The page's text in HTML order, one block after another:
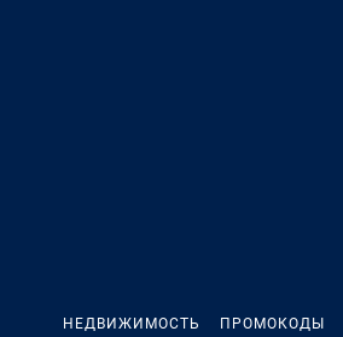
НЕДВИЖИМОСТЬ ПРОМОКОДЫ